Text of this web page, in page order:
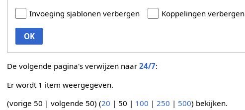
Invoeging sjablonen verbergen Koppelingen verbergen
OK
De volgende pagina's verwijzen naar24/7:
Er wordt 1 item weergegeven.
(vorige 50 |volgende 50) (20 | 50 | 100 | 250 | 500) bekijken.